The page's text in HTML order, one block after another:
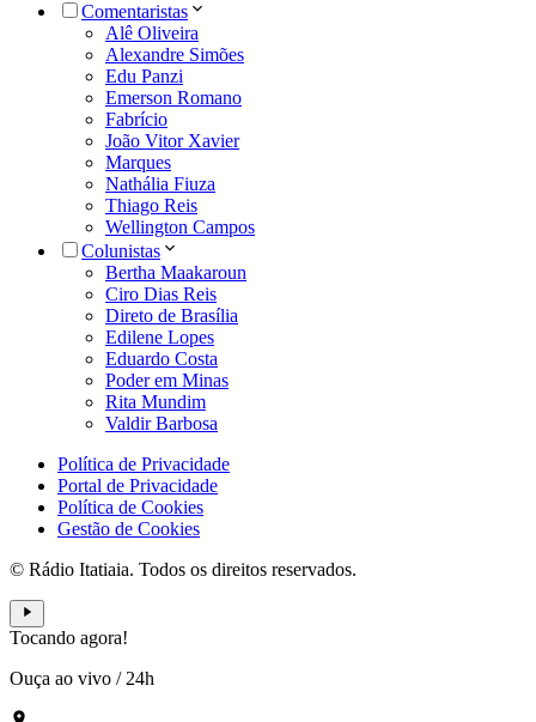
Comentaristas
Alê Oliveira
Alexandre Simões
Edu Panzi
Emerson Romano
Fabrício
João Vitor Xavier
Marques
Nathália Fiuza
Thiago Reis
Wellington Campos
Colunistas
Bertha Maakaroun
Ciro Dias Reis
Direto de Brasília
Edilene Lopes
Eduardo Costa
Poder em Minas
Rita Mundim
Valdir Barbosa
Política de Privacidade
Portal de Privacidade
Política de Cookies
Gestão de Cookies
© Rádio Itatiaia. Todos os direitos reservados.
Tocando agora!
Ouça ao vivo / 24h